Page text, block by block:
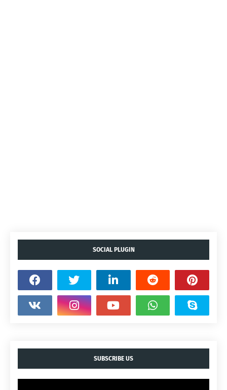
SOCIAL PLUGIN
SUBSCRIBE US